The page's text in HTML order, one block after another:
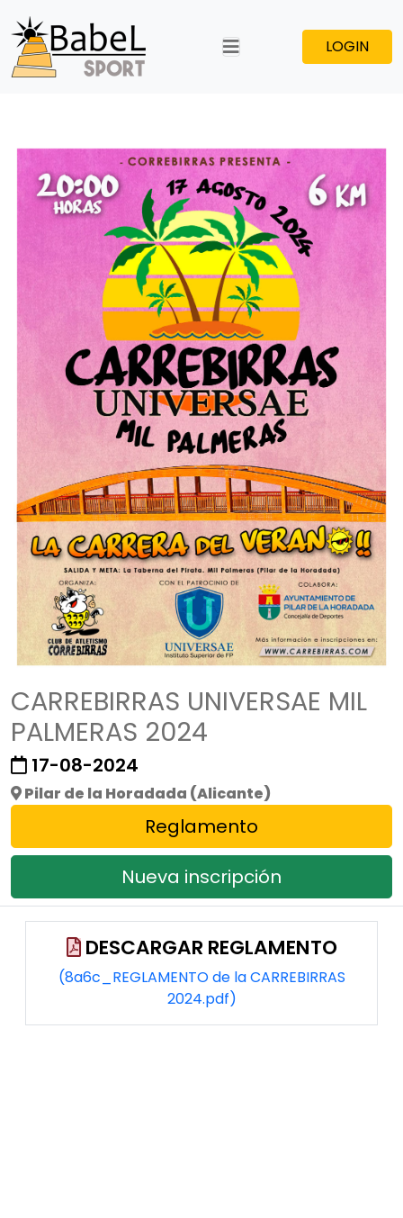
LOGIN
CARREBIRRAS UNIVERSAE MIL
PALMERAS 2024
17-08-2024
Pilar de la Horadada (Alicante)
Reglamento
Nueva inscripción
DESCARGAR REGLAMENTO
(8a6c_REGLAMENTO de la CARREBIRRAS
2024.pdf)